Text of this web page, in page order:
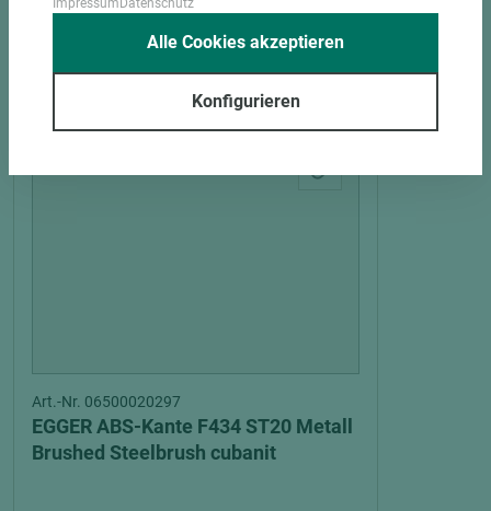
PASSENDES ZUBEHÖR
Art.-Nr. 06500020297
EGGER ABS-Kante F434 ST20 Metall
Brushed Steelbrush cubanit
Konfigurieren
Alle Cookies akzeptieren